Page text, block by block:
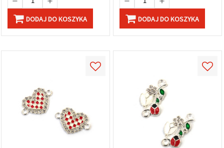
DODAJ DO KOSZYKA DODAJ DO KOSZYKA